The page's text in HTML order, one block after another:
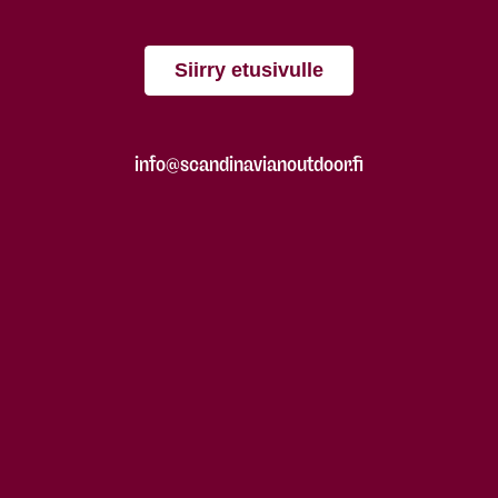
Siirry etusivulle
info@scandinavianoutdoor.fi